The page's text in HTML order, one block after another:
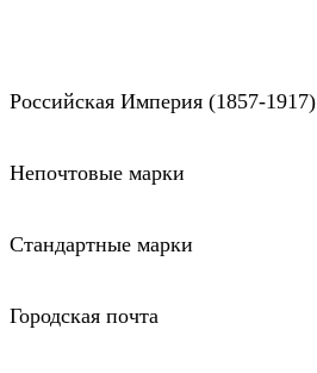
Российская Империя (1857-1917)
Непочтовые марки
Стандартные марки
Городская почта